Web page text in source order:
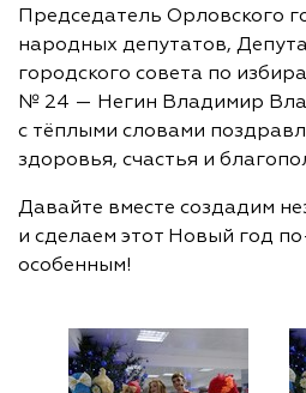
Председатель Орловского
народных депутатов,
городского совета по
№ 24 — Негин Владимир
с тёплыми словами
здоровья, счастья и
Давайте вместе создадим
и сделаем этот Новый год
особенным!